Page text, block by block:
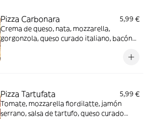
Pizza Carbonara
5,99 €
Crema de queso, nata, mozzarella,
gorgonzola, queso curado italiano, bacón
Pizza Tartufata
5,99 €
Tomate, mozzarella fiordilatte, jamón
serrano, salsa de tartufo, queso curado